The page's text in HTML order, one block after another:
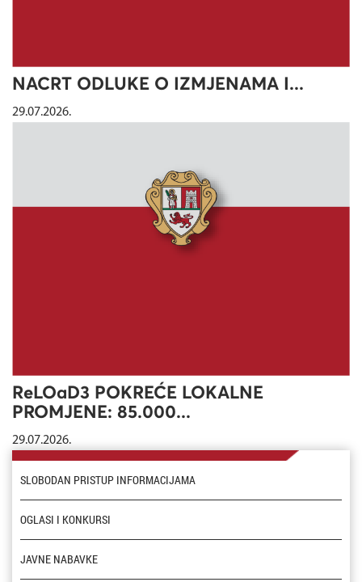
NACRT ODLUKE O IZMJENAMA I...
29.07.2026.
ReLOaD3 POKREĆE LOKALNE
PROMJENE: 85.000...
29.07.2026.
SLOBODAN PRISTUP INFORMACIJAMA
OGLASI I KONKURSI
JAVNE NABAVKE